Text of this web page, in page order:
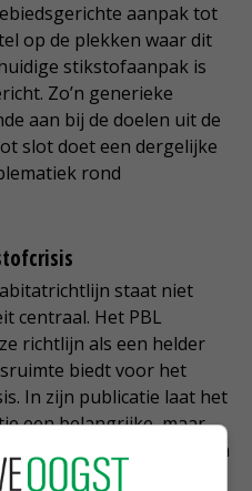
aanpak tot
op de plekken waar dit
stikstofaanpak is
Zo’n generieke
aan bij de doelen uit de
slot doet een dergelijke
rond
staat niet
centraal. Het PBL
richtlijn als een helder
biedt voor het
In zijn publicatie laat het
een belangrijke, maar
de natuurkwaliteit in een